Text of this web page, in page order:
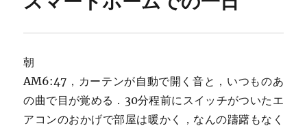
朝
AM6:47，カーテンが自動で開く音と，いつものあ
の曲で目が覚める．30分程前にスイッチがついたエ
アコンのおかげで部屋は暖かく，なんの躊躇もなく